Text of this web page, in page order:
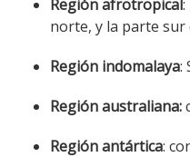
Región afrotropical
norte, y la parte sur
Región indomalaya:
Región australiana:
Región antártica: